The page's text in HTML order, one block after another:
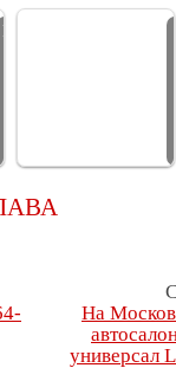
Разрабатывается
На
универсал